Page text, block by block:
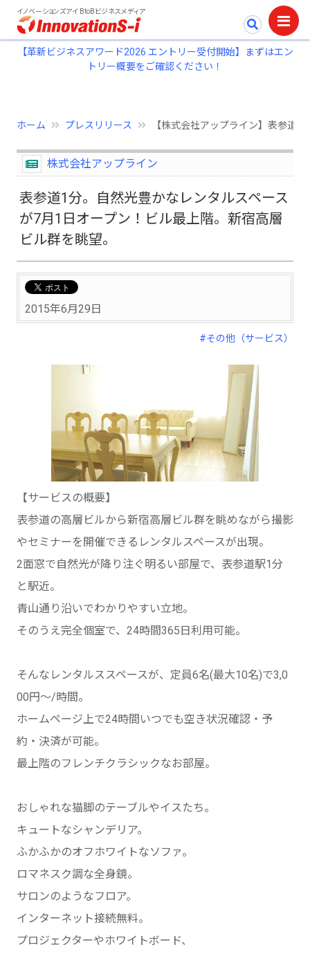
イノベーションズアイ BtoBビジネスメディア
【革新ビジネスアワード2026 エントリー受付開始】まずはエン
トリー概要をご確認ください！
ホーム プレスリリース 【株式会社アップライン】表参道
株式会社アップライン
表参道1分。自然光豊かなレンタルスペース
が7月1日オープン！ビル最上階。新宿高層
ビル群を眺望。
2015年6月29日
#その他（サービス）
【サービスの概要】
表参道の高層ビルから新宿高層ビル群を眺めながら撮影
やセミナーを開催できるレンタルスペースが出現。
2面窓で自然光が降り注ぐ明るい部屋で、表参道駅1分
と駅近。
青山通り沿いでわかりやすい立地。
そのうえ完全個室で、24時間365日利用可能。
そんなレンタルススペースが、定員6名(最大10名)で3,0
00円～/時間。
ホームページ上で24時間いつでも空き状況確認・予
約・決済が可能。
最上階のフレンチクラシックなお部屋。
おしゃれな猫脚のテーブルやイスたち。
キュートなシャンデリア。
ふかふかのオフホワイトなソファ。
ロマネスク調な全身鏡。
サロンのようなフロア。
インターネット接続無料。
プロジェクターやホワイトボード、